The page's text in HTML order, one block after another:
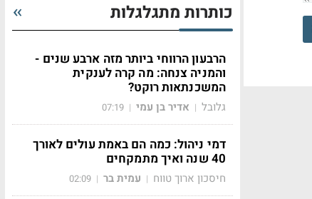
כותרות מתגלגלות
הרבעון הרווחי ביותר מזה ארבע שנים -
והמניה צנחה: מה קרה לענקית
המשכנתאות רוקט?
גלובל | אדיר בן עמי |
07:19
דמי ניהול: כמה הם באמת עולים לאורך
40 שנה ואיך מתמקחים
חיסכון ארוך טווח | עמית בר |
02:09